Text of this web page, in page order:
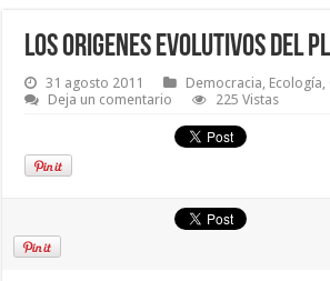
Los origenes evolutivos del
31 agosto 2011 Democracia, Ecología,
Deja un comentario
225 Vistas